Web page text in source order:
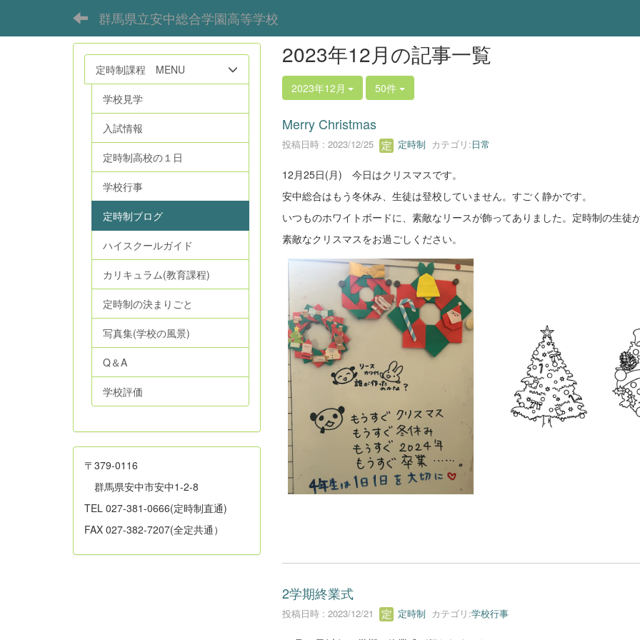
群馬県立安中総合学園高等学校
2023年12月の記事一覧
2023年12月 50件
Merry Christmas
投稿日時 : 2023/12/25 定時制 カテゴリ:日常
12月25日(月) 今日はクリスマスです。
安中総合はもう冬休み、生徒は登校していません。すごく静かです。
いつものホワイトボードに、素敵なリースが飾ってありました。定時制の生徒
素敵なクリスマスをお過ごしください。
2学期終業式
投稿日時 : 2023/12/21 定時制 カテゴリ:学校行事
定時制課程 MENU
学校見学
入試情報
定時制高校の１日
学校行事
定時制ブログ
ハイスクールガイド
カリキュラム(教育課程)
定時制の決まりごと
写真集(学校の風景)
Q＆A
学校評価
〒379-0116
群馬県安中市安中1-2-8
TEL 027-381-0666(定時制直通)
FAX 027-382-7207(全定共通）